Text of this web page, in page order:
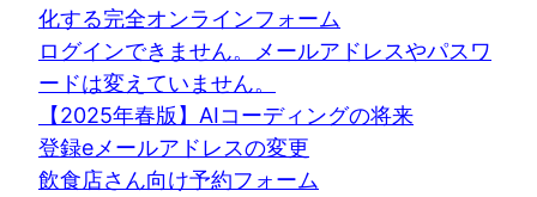
化する完全オンラインフォーム
ログインできません。メールアドレスやパスワ
ードは変えていません。
【2025年春版】AIコーディングの将来
登録eメールアドレスの変更
飲食店さん向け予約フォーム